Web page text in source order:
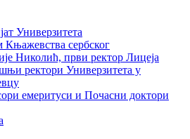
Универзитета
сербског
Николић, први ректор Лицеја
ректори Универзитета у
емеритуси и Почасни доктори